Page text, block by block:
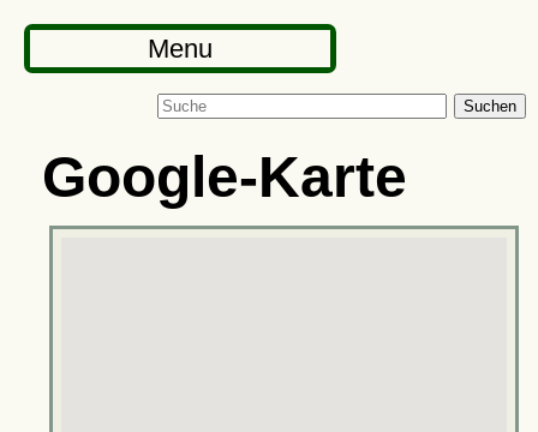
Menu
Suchen
Google-Karte